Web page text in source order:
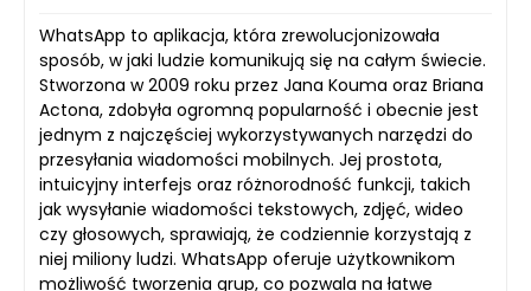
WhatsApp to aplikacja, która zrewolucjonizowała
sposób, w jaki ludzie komunikują się na całym świecie.
Stworzona w 2009 roku przez Jana Kouma oraz Briana
Actona, zdobyła ogromną popularność i obecnie jest
jednym z najczęściej wykorzystywanych narzędzi do
przesyłania wiadomości mobilnych. Jej prostota,
intuicyjny interfejs oraz różnorodność funkcji, takich
jak wysyłanie wiadomości tekstowych, zdjęć, wideo
czy głosowych, sprawiają, że codziennie korzystają z
niej miliony ludzi. WhatsApp oferuje użytkownikom
możliwość tworzenia grup, co pozwala na łatwe